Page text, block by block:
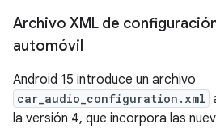
Archivo XML de
automóvil
Android 15 introduce un archivo
car_audio_configuration.xml
la versión 4, que incorpora las